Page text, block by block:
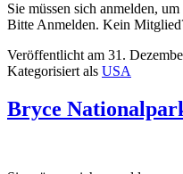
Sie müssen sich anmelden,
Bitte Anmelden. Kein
Veröffentlicht am 31.
Kategorisiert als USA
Bryce